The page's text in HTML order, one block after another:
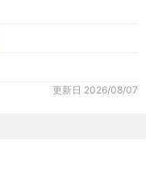
更新日 2026/08/07